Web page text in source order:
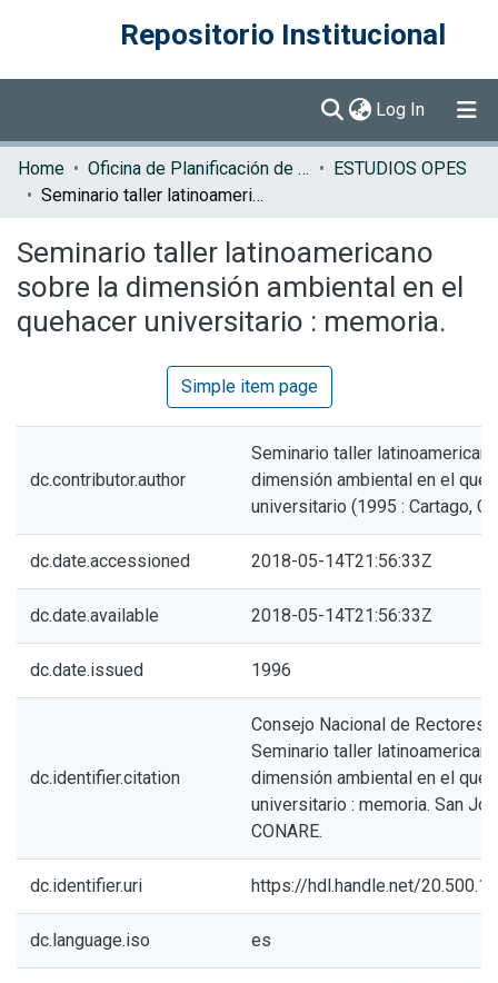
Repositorio Institucional
Log In (current)
Communities & Collections
Browse DSpace
Statistics
Home Oficina de Planificación de la Educación Superior (OPES)
ESTUDIOS OPES
Seminario taller latinoamericano sobre la dimensión ambiental en el quehacer universitario : memoria.
Seminario taller latinoamericano
sobre la dimensión ambiental en el
quehacer universitario : memoria.
Simple item page
dc.contributor.author
Seminario taller
dimensión ambiental en el
universitario (1995 : Cartago,
dc.date.accessioned 2018-05-14T21:56:33Z
dc.date.available 2018-05-14T21:56:33Z
dc.date.issued 1996
dc.identifier.citation
Consejo Nacional de Rectores.
Seminario taller
dimensión ambiental en el
universitario : memoria. San
CONARE.
dc.identifier.uri https://hdl.handle.net/
dc.language.iso es